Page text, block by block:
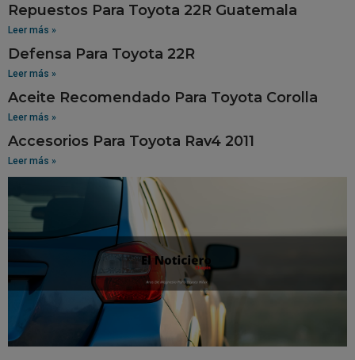
Repuestos Para Toyota 22R Guatemala
Leer más »
Defensa Para Toyota 22R
Leer más »
Aceite Recomendado Para Toyota Corolla
Leer más »
Accesorios Para Toyota Rav4 2011
Leer más »